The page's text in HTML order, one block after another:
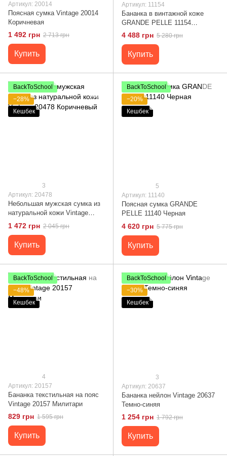
Артикул: 20014
Поясная сумка Vintage 20014
Коричневая
1 492 грн 2 713 грн
Купить
Артикул: 11154
Бананка в винтажной коже
GRANDE PELLE 11154
Коричневая
4 488 грн 5 280 грн
Купить
BackToSchool
−28%
Кешбек
3
Артикул: 20478
Небольшая мужская сумка из
натуральной кожи Vintage
20478 Коричневый
1 472 грн 2 045 грн
Купить
BackToSchool
−20%
Кешбек
5
Артикул: 11140
Поясная сумка GRANDE
PELLE 11140 Черная
4 620 грн 5 775 грн
Купить
BackToSchool
−48%
Кешбек
4
Артикул: 20157
Бананка текстильная на пояс
Vintage 20157 Милитари
829 грн 1 595 грн
Купить
BackToSchool
−30%
Кешбек
3
Артикул: 20637
Бананка нейлон Vintage 20637
Темно-синяя
1 254 грн 1 792 грн
Купить